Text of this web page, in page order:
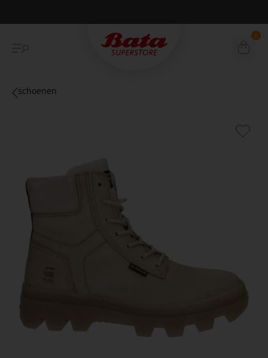
Betaal achteraf met Klarna 0
schoenen